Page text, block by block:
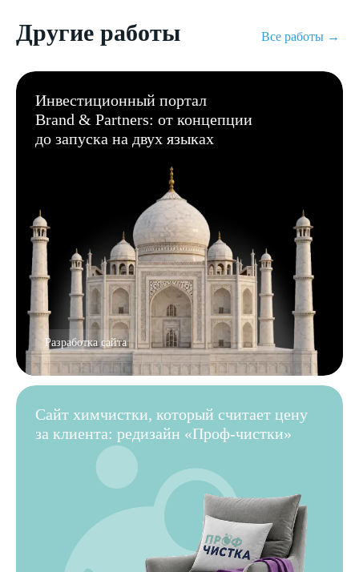
Другие работы Все работы →
Инвестиционный портал
Brand & Partners: от концепции
до запуска на двух языках
Разработка сайта
Сайт химчистки, который считает цену
за клиента: редизайн «Проф-чистки»